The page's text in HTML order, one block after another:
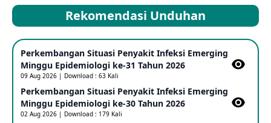
Mpox Clade 1b di Taiwan
25 May 2026
Update Informasi PHEIC Penyakit Ebola
23 May 2026
Rekomendasi Unduhan
Perkembangan Situasi Penyakit Infeksi Emerging
Minggu Epidemiologi ke-31 Tahun 2026
09 Aug 2026 | Download : 63 Kali
Perkembangan Situasi Penyakit Infeksi Emerging
Minggu Epidemiologi ke-30 Tahun 2026
02 Aug 2026 | Download : 179 Kali